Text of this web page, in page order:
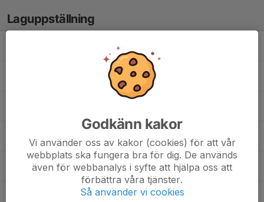
Laguppställning
Abubakar Abdullahi Ismail
Kian Shanazarzadeh
Maksim Gjorgjeski
Godkänn kakor
Vi använder oss av kakor (cookies) för att vår
webbplats ska fungera bra för dig. De används
även för webbanalys i syfte att hjälpa oss att
förbättra våra tjänster.
Så använder vi cookies